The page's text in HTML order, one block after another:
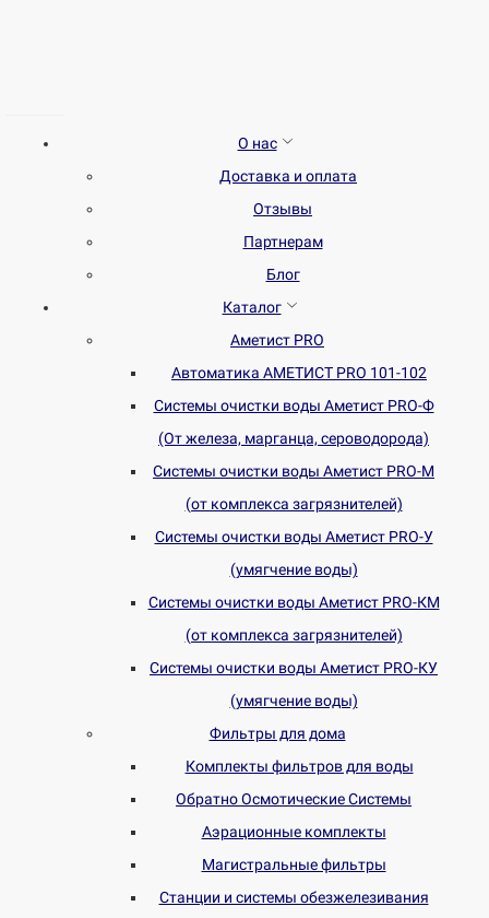
О нас
Доставка и оплата
Отзывы
Партнерам
Блог
Каталог
Аметист PRO
Автоматика АМЕТИСТ PRO 101-102
Системы очистки воды Аметист PRO-Ф
(От железа, марганца, сероводорода)
Системы очистки воды Аметист PRO-M
(от комплекса загрязнителей)
Системы очистки воды Аметист PRO-У
(умягчение воды)
Системы очистки воды Аметист PRO-КM
(от комплекса загрязнителей)
Системы очистки воды Аметист PRO-КУ
(умягчение воды)
Фильтры для дома
Комплекты фильтров для воды
Обратно Осмотические Системы
Аэрационные комплекты
Магистральные фильтры
Станции и системы обезжелезивания